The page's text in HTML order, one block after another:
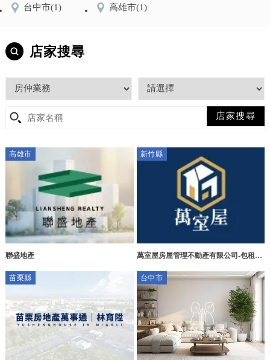
台中市(1) 高雄市(1)
店家搜尋
高雄市
聯盛地產
新竹縣
萬室屋房屋管理不動產有限公司-包租代
租代管公司,竹北租屋代管公司
苗栗縣 台中市